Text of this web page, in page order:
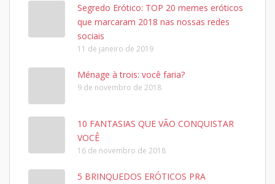
Segredo Erótico: TOP 20 memes eróticos
que marcaram 2018 nas nossas redes
sociais
11 de janeiro de 2019
Ménage à trois: você faria?
9 de novembro de 2018
10 FANTASIAS QUE VÃO CONQUISTAR
VOCÊ
16 de novembro de 2018
5 BRINQUEDOS ERÓTICOS PRA